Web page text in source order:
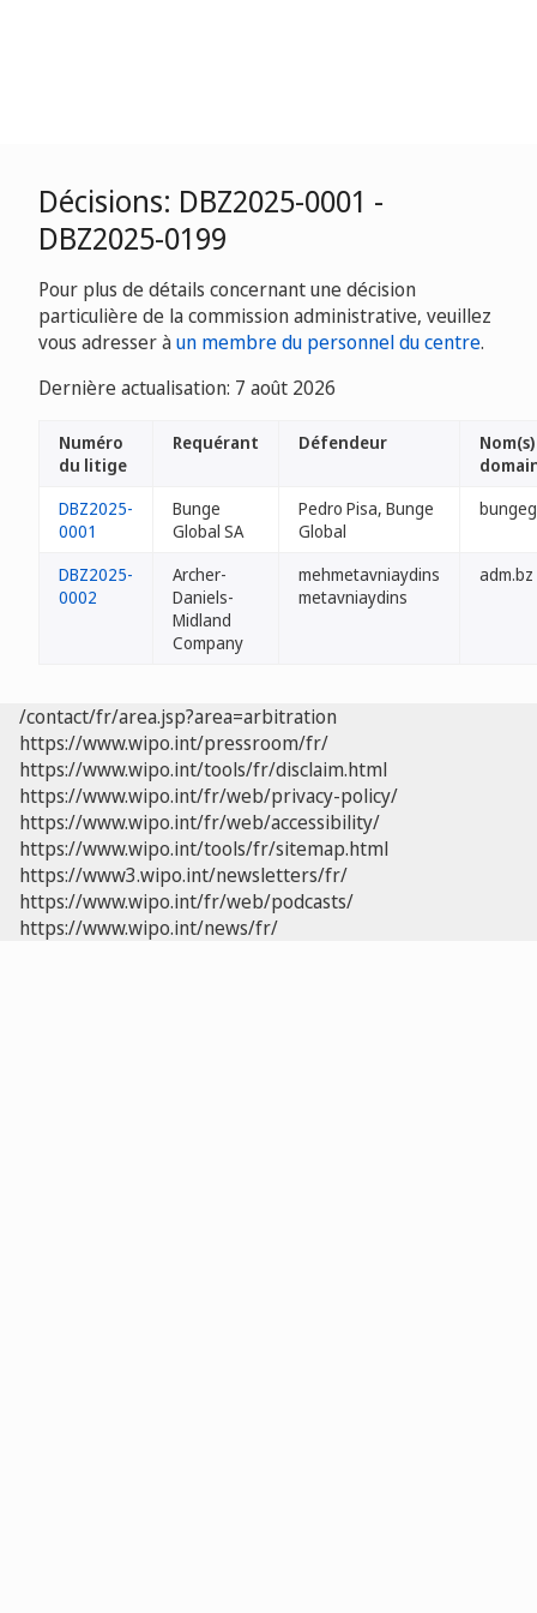
Décisions: DBZ2025-0001 -
DBZ2025-0199
Pour plus de détails concernant une décision
particulière de la commission administrative, veuillez
vous adresser àun membre du personnel du centre.
Dernière actualisation: 7 août 2026
Numéro
du litige
Requérant Défendeur
DBZ2025-
0001
Bunge
Global SA
Pedro Pisa, Bunge
Global
DBZ2025-
0002
Archer-
Daniels-
Midland
Company
mehmetavniaydins
metavniaydins
adm.bz
/contact/fr/area.jsp?area=arbitration
https://www.wipo.int/pressroom/fr/
https://www.wipo.int/tools/fr/disclaim.html
https://www.wipo.int/fr/web/privacy-policy/
https://www.wipo.int/fr/web/accessibility/
https://www.wipo.int/tools/fr/sitemap.html
https://www3.wipo.int/newsletters/fr/
https://www.wipo.int/fr/web/podcasts/
https://www.wipo.int/news/fr/